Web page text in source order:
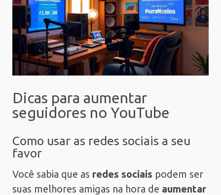
Dicas para aumentar
seguidores no YouTube
Como usar as redes sociais a seu
favor
Você sabia que as redes sociais podem ser
suas melhores amigas na hora de aumentar